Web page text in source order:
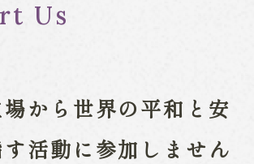
Us
から 世界の平和と安
活動に参加しません